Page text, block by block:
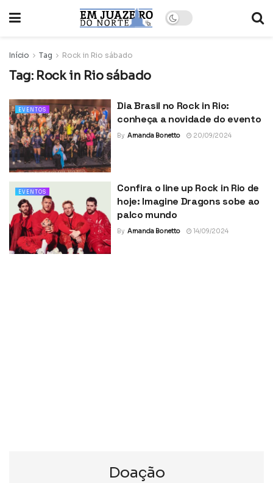
Início Tag Rock in Rio sábado
Tag: Rock in Rio sábado
EVENTOS
Dia Brasil no Rock in Rio:
conheça a novidade do evento
By Amanda Bonetto 20/09/2024
EVENTOS
Confira o line up Rock in Rio de
hoje: Imagine Dragons sobe ao
palco mundo
By Amanda Bonetto 14/09/2024
Doação